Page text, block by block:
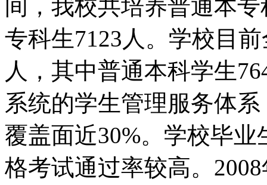
间，我校共培养普通本
专科生7123人。学校目
人，其中普通本科学生
系统的学生管理服务体
覆盖面近30%。学校毕
格考试通过率较高。